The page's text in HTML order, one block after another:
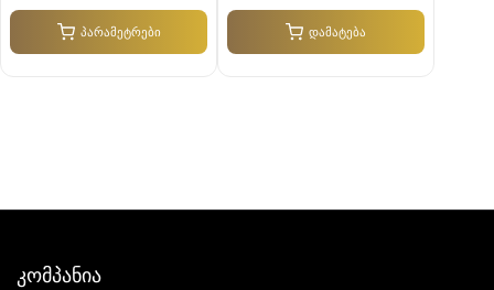
17,98 ₾-
დან
24,99 ₾-
პარამეტრები
ამ
პროდუქტს
გვერდზე.
დამატება
კომპანია